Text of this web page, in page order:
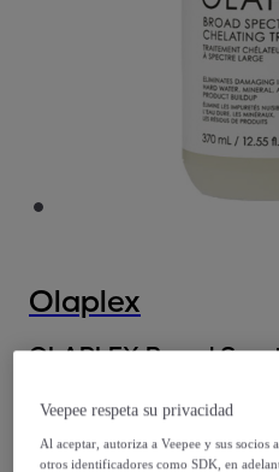
Olaplex
OLAPLEX Broad
Modelo: OLAPLEX
Chelating Treatment
Veepee respeta su privacidad
Al aceptar, autoriza a Veepee y sus socios
otros identificadores como SDK, en